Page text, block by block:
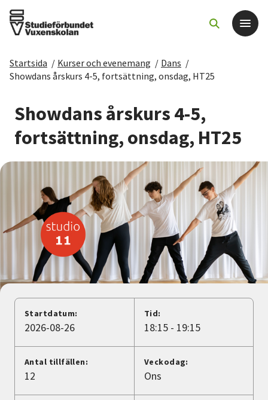
Det här gör vi
För dig som
Sök kurser och evenemang
Starta studiecirkel
Cirkelledare
Nyheter
Avdelningar
Lyssna
Startsida / Kurser och evenemang / Dans /
Showdans årskurs 4-5, fortsättning, onsdag, HT25
Showdans årskurs 4-5,
fortsättning, onsdag, HT25
Startdatum:
2026-08-26
Tid:
18:15 - 19:15
Antal tillfällen:
12
Veckodag:
Ons